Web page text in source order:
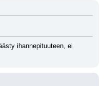
ihannepituuteen, ei